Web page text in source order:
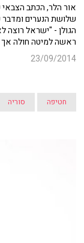
שלושת הנערים
הגולן - "ישראל
ראשה למיטה חולה
23/09/2014
חטיפה סוריה